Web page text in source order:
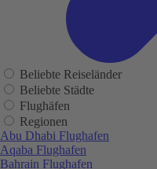
Beliebte Reiseländer
Beliebte Städte
Flughäfen
Regionen
Abu Dhabi Flughafen
Aqaba Flughafen
Bahrain Flughafen